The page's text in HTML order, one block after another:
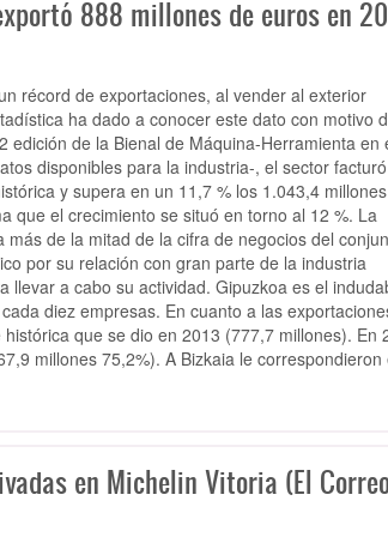
888 millones de euros en
récord de exportaciones, al vender al exterior
ha dado a conocer este dato con motivo
edición de la Bienal de Máquina-Herramienta en
disponibles para la industria-, el sector facturó
y supera en un 11,7 % los 1.043,4 millones
que el crecimiento se situó en torno al 12 %. La
de la mitad de la cifra de negocios del
por su relación con gran parte de la industria
llevar a cabo su actividad. Gipuzkoa es el
diez empresas. En cuanto a las
que se dio en 2013 (777,7 millones). En
millones 75,2%). A Bizkaia le correspondieron
en Michelin Vitoria (El